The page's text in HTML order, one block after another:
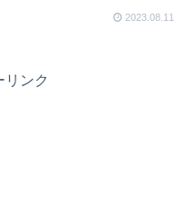
作。主演の2人が名古屋で舞台挨拶を
2023.08.11
リンク